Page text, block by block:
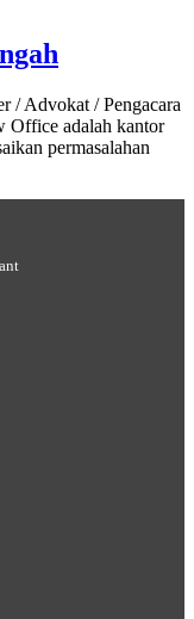
/ Advokat / Pengacara
Office adalah kantor
permasalahan